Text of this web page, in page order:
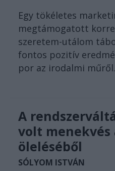
Egy tökéletes
megtámogatott
szeretem-utálom
fontos pozitív
por az irodalmi műről.
A
volt
öleléséből
SÓLYOM ISTVÁN